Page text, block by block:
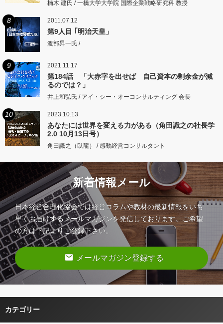
楠木 建氏 / 一橋大学大学院 国際企業戦略研究科 教授
8 2011.07.12
第9人目 ｢明治天皇」
渡部昇一氏 /
9 2021.11.17
第184話 「大赤字を出せば 自己資本の剰余金が減
るのでは？」
井上和弘氏 / アイ・シー・オーコンサルティング 会長
10 2023.10.13
あなたには世界を変える力がある（角田識之の社長学
2.0 10月13日号）
角田識之（臥龍） / 感動経営コンサルタント
新着情報メール
日本経営合理化協会では経営コラムや教材の最新情報をいち
早くお届けするメールマガジンを発信しております。ご希望
の方は下記よりご登録下さい。
email メールマガジン登録する
カテゴリー